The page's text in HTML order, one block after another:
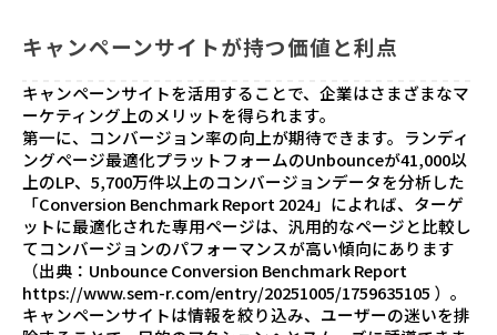
キャンペーンサイトが持つ価値と利点
キャンペーンサイトを活用することで、企業はさまざまなマ
ーケティング上のメリットを得られます。
第一に、コンバージョン率の向上が期待できます。ランディ
ングページ最適化プラットフォームのUnbounceが41,000以
上のLP、5,700万件以上のコンバージョンデータを分析した
「Conversion Benchmark Report 2024」によれば、ターゲ
ットに最適化された専用ページは、汎用的なページと比較し
てコンバージョンのパフォーマンスが高い傾向にあります
（出典：Unbounce Conversion Benchmark Report
https://www.sem-r.com/entry/20251005/1759635105 ）。
キャンペーンサイトは情報を絞り込み、ユーザーの迷いを排